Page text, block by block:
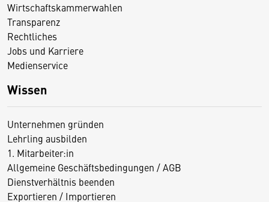
Wirtschaftskammerwahlen
Transparenz
Rechtliches
Jobs und Karriere
Medienservice
Wissen
Unternehmen gründen
Lehrling ausbilden
1. Mitarbeiter:in
Allgemeine Geschäftsbedingungen / AGB
Dienstverhältnis beenden
Exportieren / Importieren